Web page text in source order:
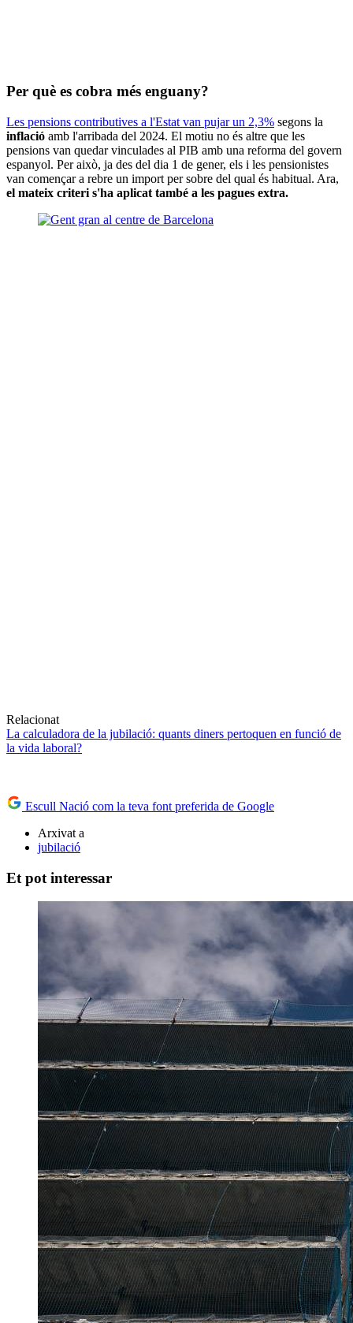
Per què es cobra més enguany?
Les pensions contributives a l'Estat van pujar un 2,3% segons la
inflació amb l'arribada del 2024. El motiu no és altre que les
pensions van quedar vinculades al PIB amb una reforma del govern
espanyol. Per això, ja des del dia 1 de gener, els i les pensionistes
van començar a rebre un import per sobre del qual és habitual. Ara,
el mateix criteri s'ha aplicat també a les pagues extra.
Relacionat
La calculadora de la jubilació: quants diners pertoquen en funció de
la vida laboral?
Escull Nació com la teva font preferida de Google
Arxivat a
jubilació
Et pot interessar